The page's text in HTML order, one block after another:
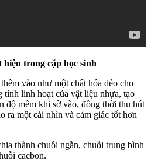
trong cặp học sinh
vào như một chất hóa dẻo cho
tính linh hoạt của vật liệu nhựa, tạo
độ mềm khi sờ vào, đồng thời thu hút
ra một cái nhìn và cảm giác tốt hơn
thành chuỗi ngắn, chuỗi trung bình
cacbon.